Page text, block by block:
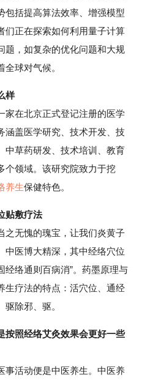
包括提高算法效率、增强模型
们正在探索如何利用量子计算
题，如复杂的优化问题和大规
球对气候。
样
在北京正式登记注册的医学
涵盖医学研究、技术开发、技
中草药研发、技术培训、教育
个领域。该研究院致力于挖
养生保健特色。
贴敷疗法
无愧的瑰宝，让我们炎黄子
中医博大精深，其中经络穴位
络通则百病消”。药墨原理与
生疗法的特点：活穴位、通经
除邪、驱。
按照经络艾灸效果会更好一些
活动便是中医养生。中医养